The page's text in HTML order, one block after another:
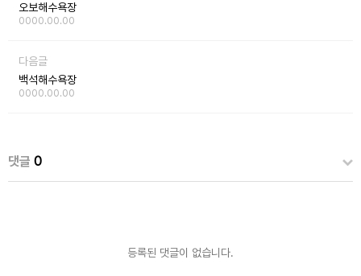
오보해수욕장
0000.00.00
다음글
백석해수욕장
0000.00.00
댓글 0
등록된 댓글이 없습니다.